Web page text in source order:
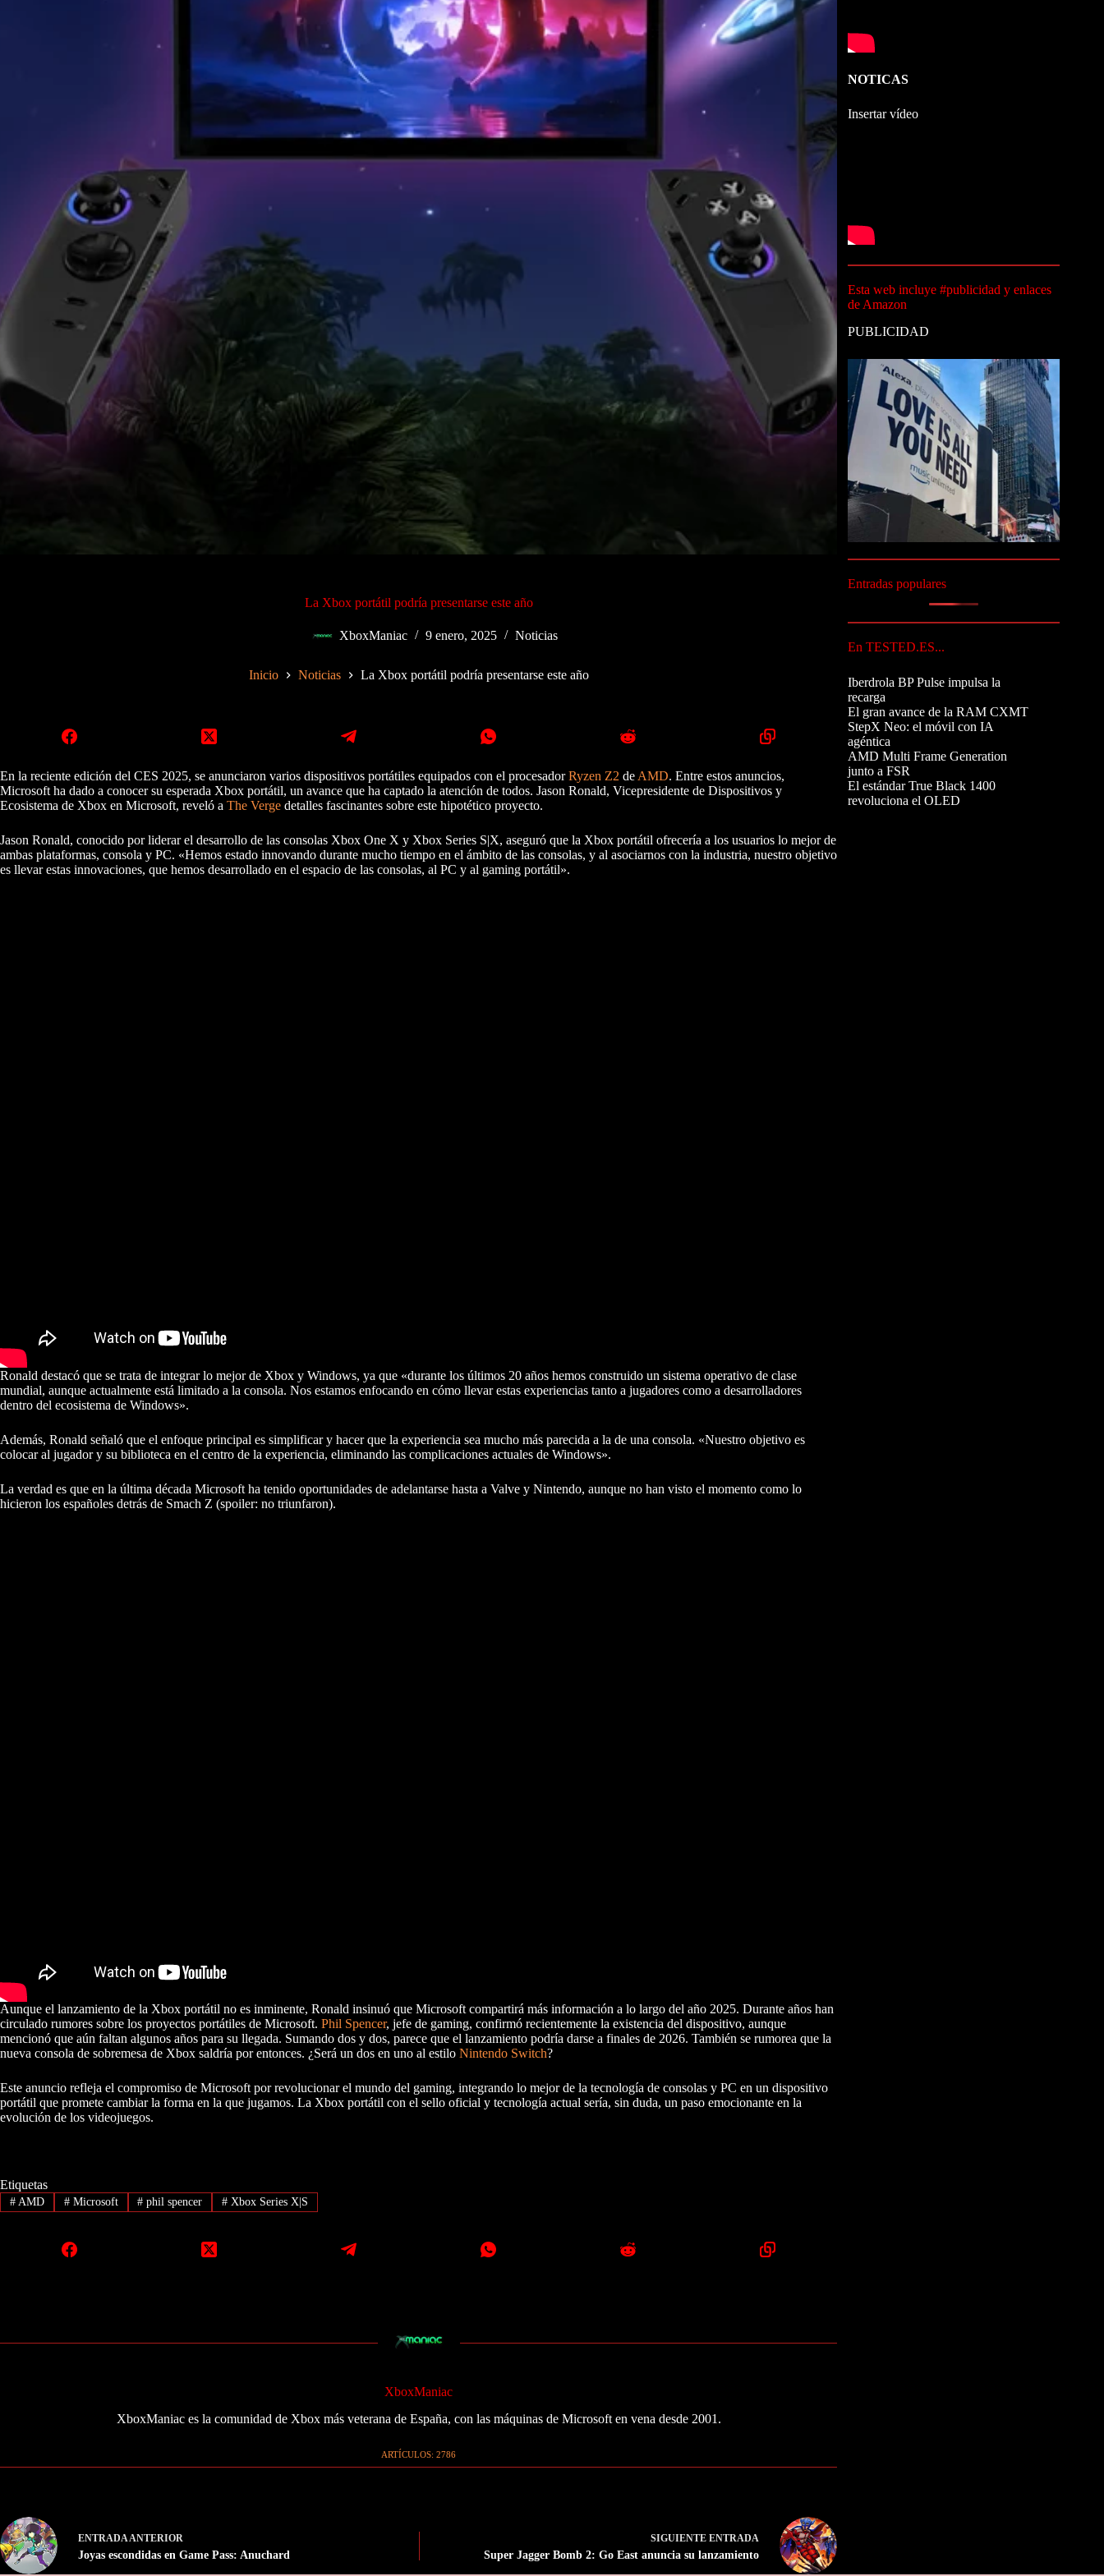
La Xbox portátil podría presentarse este año
XboxManiac 9 enero, 2025 Noticias
Inicio Noticias La Xbox portátil podría presentarse este año
En la reciente edición del CES 2025, se anunciaron varios dispositivos portátiles equipados con el procesadorRyzen Z2 deAMD. Entre estos anuncios,
Microsoft ha dado a conocer su esperada Xbox portátil, un avance que ha captado la atención de todos. Jason Ronald, Vicepresidente de Dispositivos y
Ecosistema de Xbox en Microsoft, reveló a The Verge detalles fascinantes sobre este hipotético proyecto.
Jason Ronald, conocido por liderar el desarrollo de las consolas Xbox One X y Xbox Series S|X, aseguró que la Xbox portátil ofrecería a los usuarios lo mejor de
ambas plataformas, consola y PC. «Hemos estado innovando durante mucho tiempo en el ámbito de las consolas, y al asociarnos con la industria, nuestro objetivo
es llevar estas innovaciones, que hemos desarrollado en el espacio de las consolas, al PC y al gaming portátil».
Ronald destacó que se trata de integrar lo mejor de Xbox y Windows, ya que «durante los últimos 20 años hemos construido un sistema operativo de clase
mundial, aunque actualmente está limitado a la consola. Nos estamos enfocando en cómo llevar estas experiencias tanto a jugadores como a desarrolladores
dentro del ecosistema de Windows».
Además, Ronald señaló que el enfoque principal es simplificar y hacer que la experiencia sea mucho más parecida a la de una consola. «Nuestro objetivo es
colocar al jugador y su biblioteca en el centro de la experiencia, eliminando las complicaciones actuales de Windows».
La verdad es que en la última década Microsoft ha tenido oportunidades de adelantarse hasta a Valve y Nintendo, aunque no han visto el momento como lo
hicieron los españoles detrás de Smach Z (spoiler: no triunfaron).
Aunque el lanzamiento de la Xbox portátil no es inminente, Ronald insinuó que Microsoft compartirá más información a lo largo del año 2025. Durante años han
circulado rumores sobre los proyectos portátiles de Microsoft. Phil Spencer, jefe de gaming, confirmó recientemente la existencia del dispositivo, aunque
mencionó que aún faltan algunos años para su llegada. Sumando dos y dos, parece que el lanzamiento podría darse a finales de 2026. También se rumorea que la
nueva consola de sobremesa de Xbox saldría por entonces. ¿Será un dos en uno al estilo Nintendo Switch?
Este anuncio refleja el compromiso de Microsoft por revolucionar el mundo del gaming, integrando lo mejor de la tecnología de consolas y PC en un dispositivo
portátil que promete cambiar la forma en la que jugamos. La Xbox portátil con el sello oficial y tecnología actual sería, sin duda, un paso emocionante en la
evolución de los videojuegos.
Etiquetas
#AMD #Microsoft # phil spencer # Xbox Series X|S
XboxManiac
XboxManiac es la comunidad de Xbox más veterana de España, con las máquinas de Microsoft en vena desde 2001.
ARTÍCULOS: 2786
ENTRADA ANTERIOR
Joyas escondidas en Game Pass: Anuchard
SIGUIENTEENTRADA
Super Jagger Bomb 2: Go East anuncia su lanzamiento
NOTICAS
Insertar vídeo
Esta web incluye #publicidad y enlaces
de Amazon
PUBLICIDAD
Entradas populares
En TESTED.ES...
Iberdrola BP Pulse impulsa la
recarga
El gran avance de la RAM CXMT
StepX Neo: el móvil con IA
agéntica
AMD Multi Frame Generation
junto a FSR
El estándar True Black 1400
revoluciona el OLED